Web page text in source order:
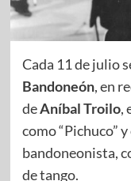
Cada 11 de julio
Bandoneón, en
deAníbal Troilo,
como “Pichuco”
bandoneonista,
de tango.